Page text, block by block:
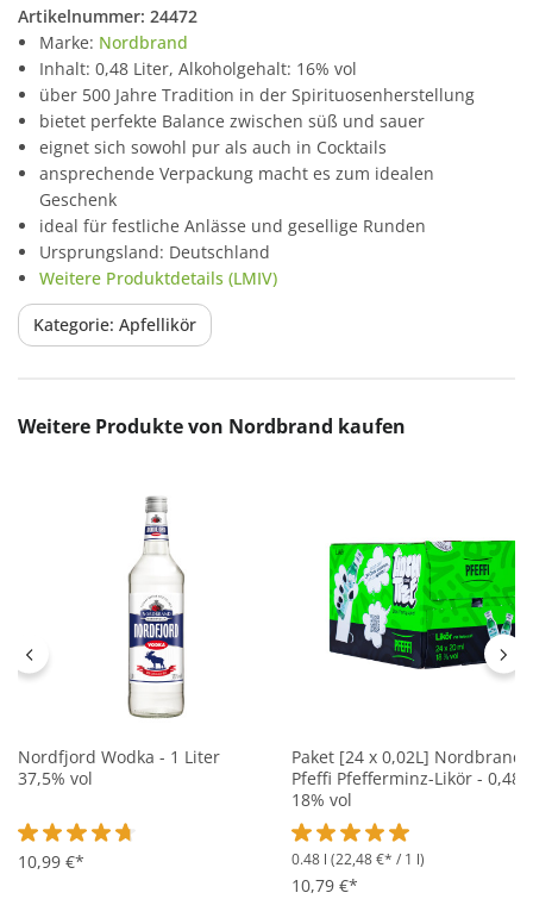
Artikelnummer: 24472
Marke: Nordbrand
Inhalt: 0,48 Liter, Alkoholgehalt: 16% vol
über 500 Jahre Tradition in der Spirituosenherstellung
bietet perfekte Balance zwischen süß und sauer
eignet sich sowohl pur als auch in Cocktails
ansprechende Verpackung macht es zum idealen
Geschenk
ideal für festliche Anlässe und gesellige Runden
Ursprungsland: Deutschland
Weitere Produktdetails (LMIV)
Kategorie: Apfellikör
Produktgalerie überspringen
Weitere Produkte von Nordbrand kaufen
Nordfjord Wodka - 1 Liter
37,5% vol
Durchschnittliche Bewertung von 4.7 von 5 Sternen
10,99 €*
Paket [24 x 0,02L] Nordbrand
Pfeffi Pfefferminz-Likör - 0,48L
18% vol
Durchschnittliche
0.48 l (22,48 €* / 1 l)
10,79 €*